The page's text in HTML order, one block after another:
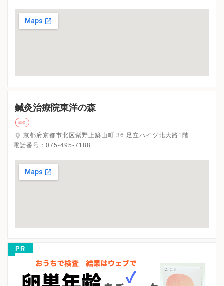
鍼灸治療院東洋の森
鍼灸
京都府京都市北区紫野上築山町 36 足立ハイツ北大路1階
電話番号： 075-495-7188
PR